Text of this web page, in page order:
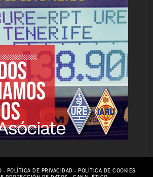
- POLÍTICA DE PRIVACIDAD -POLÍTICA DE COOKIES